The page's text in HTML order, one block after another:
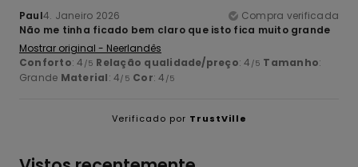
Paul4. Janeiro 2026
Compra verificada
Não me tinha ficado bem claro que isto fica muito grande
Mostrar original - Neerlandês
Conforto: 4 /5 Relação qualidade/preço: 4 /5 Tamanho:
Grande Material: 4/5 Cor: 4 /5
Verificado por TrustVille